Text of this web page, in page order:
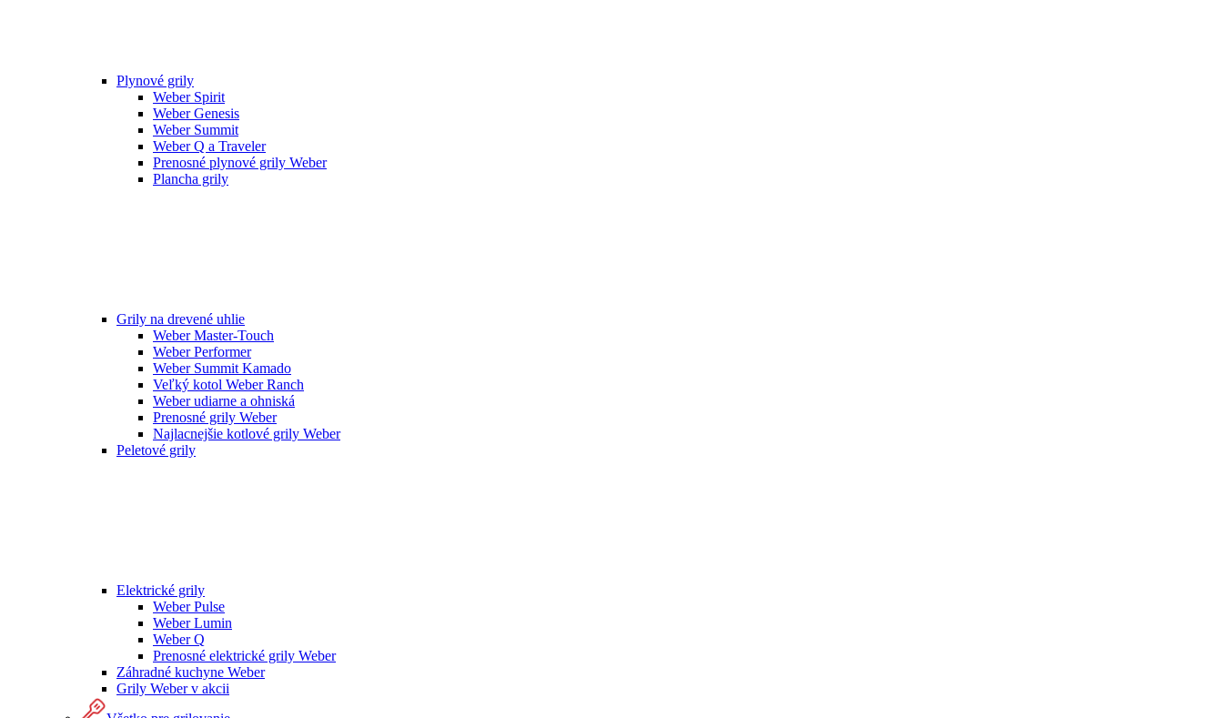
Plynové grily
Weber Spirit
Weber Genesis
Weber Summit
Weber Q a Traveler
Prenosné plynové grily Weber
Plancha grily
Grily na drevené uhlie
Weber Master-Touch
Weber Performer
Weber Summit Kamado
Veľký kotol Weber Ranch
Weber udiarne a ohniská
Prenosné grily Weber
Najlacnejšie kotlové grily Weber
Peletové grily
Elektrické grily
Weber Pulse
Weber Lumin
Weber Q
Prenosné elektrické grily Weber
Záhradné kuchyne Weber
Grily Weber v akcii